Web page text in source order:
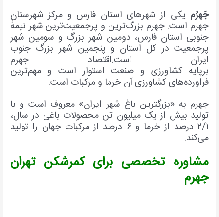
جَهرُم یکی از شهرهای استان فارس و مرکز شهرستان
جهرم است. جهرم بزرگ‌ترین و پرجمعیت‌ترین شهر نیمهٔ
جنوبی استان فارس، دومین شهر بزرگ و سومین شهر
پرجمعیت در کل استان و پنجمین شهر بزرگ جنوب
ایران است.اقتصاد جهرم
برپایه کشاورزی و صنعت استوار است و مهم‌ترین
فراورده‌های کشاورزی آن خرما و مرکبات است.
جهرم به «بزرگترین باغ شهر ایران» معروف است و با
تولید بیش از یک میلیون تن محصولات باغی در سال،
۲/۱ درصد از خرما و ۶ درصد از مرکبات جهان را تولید
می‌کند.
مشاوره تخصصی برای کمرشکن تهران
جهرم